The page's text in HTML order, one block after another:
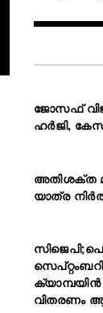
ജോസഫ്
ഹർജി,
അതിശക്ത
യാത്ര
വിതരണം